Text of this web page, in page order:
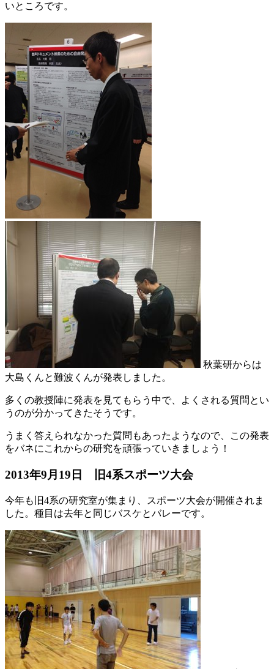
いところです。
秋葉研からは
大島くんと難波くんが発表しました。
多くの教授陣に発表を見てもらう中で、よくされる質問とい
うのが分かってきたそうです。
うまく答えられなかった質問もあったようなので、この発表
をバネにこれからの研究を頑張っていきましょう！
2013年9月19日 旧4系スポーツ大会
今年も旧4系の研究室が集まり、スポーツ大会が開催されま
した。種目は去年と同じバスケとバレーです。